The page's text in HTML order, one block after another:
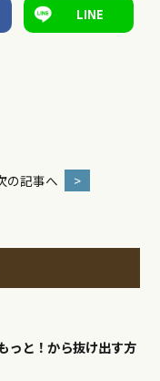
LINE
の記事へ >
っと！から抜け出す方